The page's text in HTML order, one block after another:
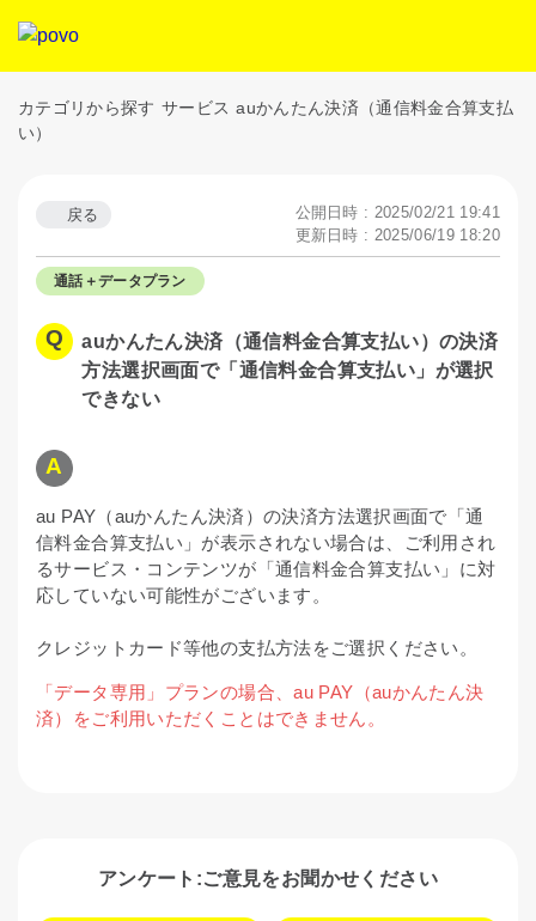
カテゴリから探す サービス auかんたん決済（通信料金合算支払
い）
戻る
公開日時 : 2025/02/21 19:41
更新日時 : 2025/06/19 18:20
通話＋データプラン
auかんたん決済（通信料金合算支払い）の決済
方法選択画面で「通信料金合算支払い」が選択
できない
au PAY（auかんたん決済）の決済方法選択画面で「通
信料金合算支払い」が表示されない場合は、ご利用され
るサービス・コンテンツが「通信料金合算支払い」に対
応していない可能性がございます。
クレジットカード等他の支払方法をご選択ください。
「データ専用」プランの場合、au PAY（auかんたん決
済）をご利用いただくことはできません。
アンケート:ご意見をお聞かせください